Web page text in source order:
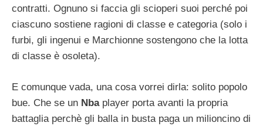
contratti. Ognuno si faccia gli scioperi suoi perché poi
ciascuno sostiene ragioni di classe e categoria (solo i
furbi, gli ingenui e Marchionne sostengono che la lotta
di classe è osoleta).
E comunque vada, una cosa vorrei dirla: solito popolo
bue. Che se un Nbaplayer porta avanti la propria
battaglia perchè gli balla in busta paga un milioncino di